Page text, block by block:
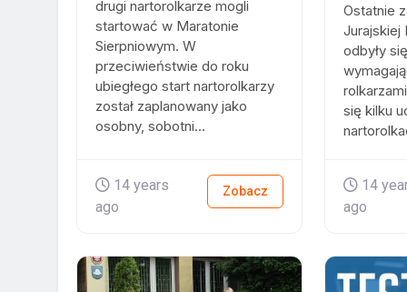
drugi nartorolkarze mogli
startować w Maratonie
Sierpniowym. W
przeciwieństwie do roku
ubiegłego start nartorolkarzy
został zaplanowany jako
osobny, sobotni...
14 years
ago
Zobacz
Ostatnie
Jurajskiej
odbyły
się kilku
14
ago